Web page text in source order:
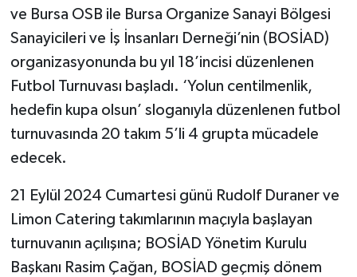
ve Bursa OSB ile Bursa Organize Sanayi Bölgesi
Sanayicileri ve İş İnsanları Derneği’nin (BOSİAD)
organizasyonunda bu yıl 18’incisi düzenlenen
Futbol Turnuvası başladı. ‘Yolun centilmenlik,
hedefin kupa olsun’ sloganıyla düzenlenen futbol
turnuvasında 20 takım 5’li 4 grupta mücadele
edecek.
21 Eylül 2024 Cumartesi günü Rudolf Duraner ve
Limon Catering takımlarının maçıyla başlayan
turnuvanın açılışına; BOSİAD Yönetim Kurulu
Başkanı Rasim Çağan, BOSİAD geçmiş dönem